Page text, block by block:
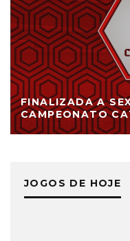
FINALIZADA A
CAMPEONATO
JOGOS DE HOJE